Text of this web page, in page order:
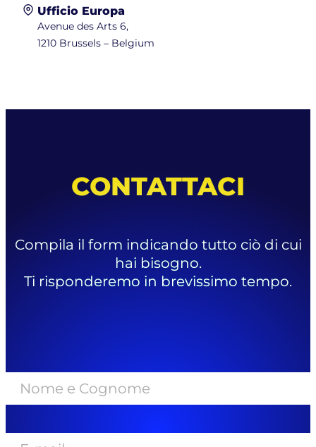
Ufficio Europa
Avenue des Arts 6,
1210 Brussels – Belgium
CONTATTACI
Compila il form indicando tutto ciò di cui
hai bisogno.
Ti risponderemo in brevissimo tempo.